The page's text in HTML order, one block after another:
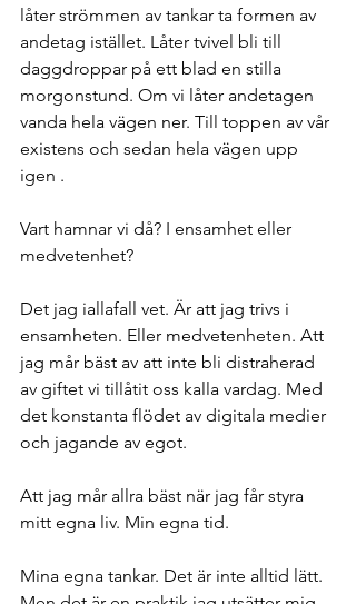
låter strömmen av tankar ta formen av
andetag istället. Låter tvivel bli till
daggdroppar på ett blad en stilla
morgonstund. Om vi låter andetagen
vanda hela vägen ner. Till toppen av vår
existens och sedan hela vägen upp
igen .
Vart hamnar vi då? I ensamhet eller
medvetenhet?
Det jag iallafall vet. Är att jag trivs i
ensamheten. Eller medvetenheten. Att
jag mår bäst av att inte bli distraherad
av giftet vi tillåtit oss kalla vardag. Med
det konstanta flödet av digitala medier
och jagande av egot.
Att jag mår allra bäst när jag får styra
mitt egna liv. Min egna tid.
Mina egna tankar. Det är inte alltid lätt.